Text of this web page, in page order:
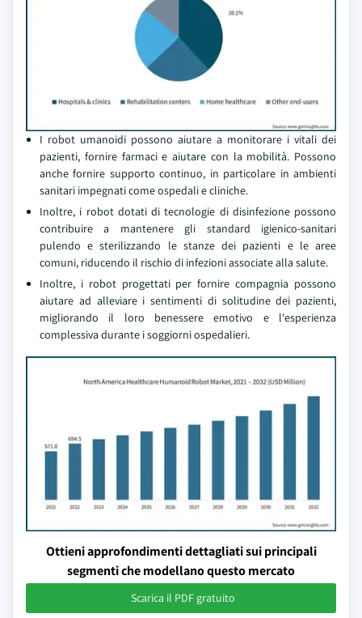
I robot umanoidi possono aiutare a monitorare i vitali dei
pazienti, fornire farmaci e aiutare con la mobilità. Possono
anche fornire supporto continuo, in particolare in ambienti
sanitari impegnati come ospedali e cliniche.
Inoltre, i robot dotati di tecnologie di disinfezione possono
contribuire a mantenere gli standard igienico-sanitari
pulendo e sterilizzando le stanze dei pazienti e le aree
comuni, riducendo il rischio di infezioni associate alla salute.
Inoltre, i robot progettati per fornire compagnia possono
aiutare ad alleviare i sentimenti di solitudine dei pazienti,
migliorando il loro benessere emotivo e l'esperienza
complessiva durante i soggiorni ospedalieri.
Ottieni approfondimenti dettagliati sui principali
segmenti che modellano questo mercato
Scarica il PDF gratuito